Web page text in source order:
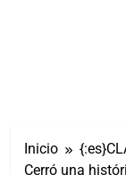
Inicio
Cerró una